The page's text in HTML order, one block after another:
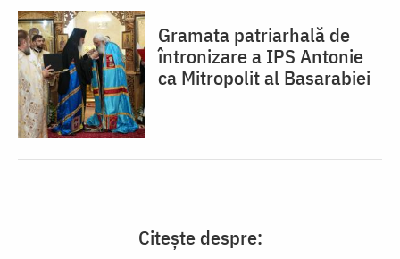
Gramata patriarhală de
întronizare a IPS Antonie
ca Mitropolit al Basarabiei
Citește despre: